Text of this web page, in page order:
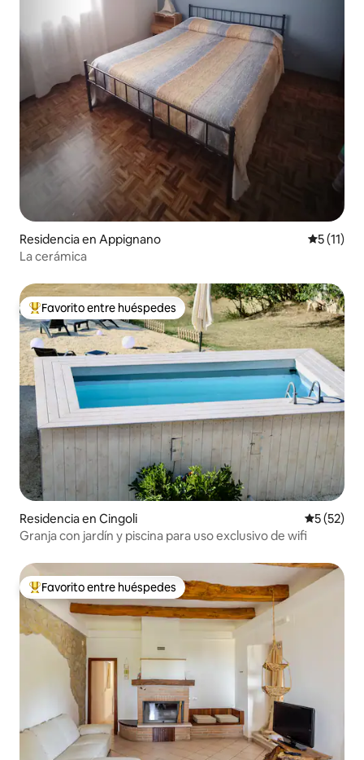
Residencia en Appignano
5 (11)
La cerámica
De los mejores en Favorito entre huéspedes
Favorito entre huéspedes
Residencia en Cingoli
5 (52)
Granja con jardín y piscina para uso exclusivo de wifi
De los mejores en Favorito entre huéspedes
Favorito entre huéspedes